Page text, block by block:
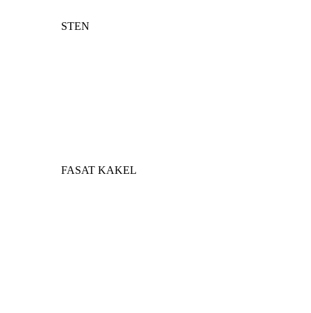
STEN
FASAT KAKEL